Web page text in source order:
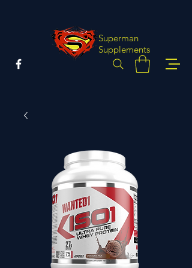
Superman
Supplements